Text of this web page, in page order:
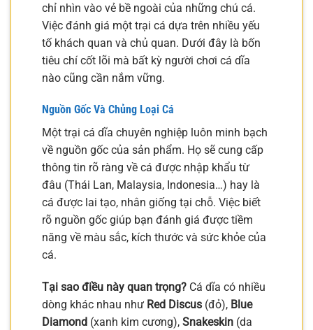
chỉ nhìn vào vẻ bề ngoài của những chú cá.
Việc đánh giá một trại cá dựa trên nhiều yếu
tố khách quan và chủ quan. Dưới đây là bốn
tiêu chí cốt lõi mà bất kỳ người chơi cá dĩa
nào cũng cần nắm vững.
Nguồn Gốc Và Chủng Loại Cá
Một trại cá dĩa chuyên nghiệp luôn minh bạch
về nguồn gốc của sản phẩm. Họ sẽ cung cấp
thông tin rõ ràng về cá được nhập khẩu từ
đâu (Thái Lan, Malaysia, Indonesia…) hay là
cá được lai tạo, nhân giống tại chỗ. Việc biết
rõ nguồn gốc giúp bạn đánh giá được tiềm
năng về màu sắc, kích thước và sức khỏe của
cá.
Tại sao điều này quan trọng? Cá dĩa có nhiều
dòng khác nhau như Red Discus (đỏ), Blue
Diamond (xanh kim cương), Snakeskin (da